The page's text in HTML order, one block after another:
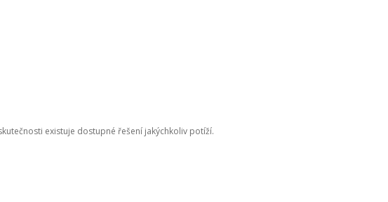
existuje dostupné řešení jakýchkoliv potíží.